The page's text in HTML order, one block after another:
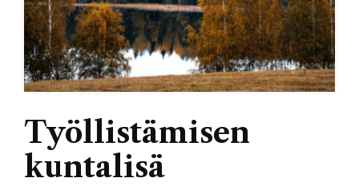
Työllistämisen
kuntalisä